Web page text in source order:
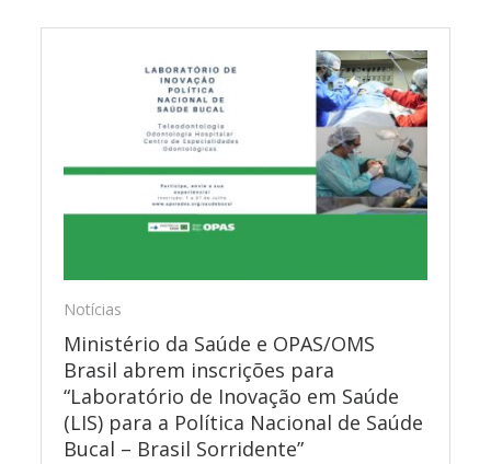
Notícias
Ministério da Saúde e OPAS/OMS
Brasil abrem inscrições para
“Laboratório de Inovação em Saúde
(LIS) para a Política Nacional de Saúde
Bucal – Brasil Sorridente”